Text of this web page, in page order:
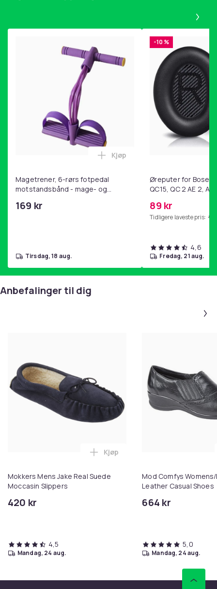
Magetrener, 6-rørs fotpedal
motstandsbånd - mage- og
hjemmegymnastikk Purple
169 kr
Legg Magetrener, 6-rørs
Kjøp
tirsdag, 18 aug.
-10 %
Øreputer for Bose
QC15, QC 2 AE 2, AE
89 kr
Tidligere laveste pris: 99
4,6
fredag, 21 aug.
Anbefalinger til dig
Mokkers Mens Jake Real Suede
Moccasin Slippers
420 kr
Legg Mokkers Mens Jake Real
Kjøp
4,5
mandag, 24 aug.
Mod Comfys
Leather Casual Shoes
664 kr
5,0
mandag, 24 aug.